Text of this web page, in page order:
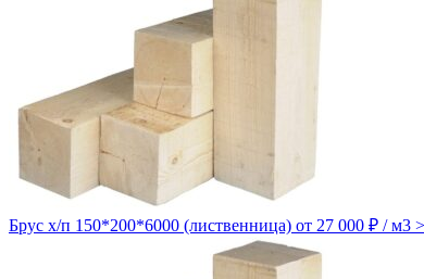
Брус х/п 150*200*6000 (лиственница) от 27 000 ₽ / м3 >